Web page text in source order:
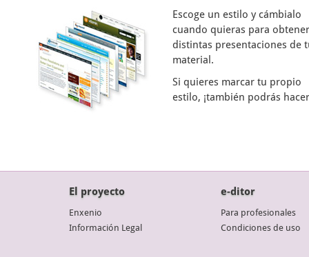
Escoge un estilo y cámbialo
cuando quieras para obtener
distintas presentaciones de
material.
Si quieres marcar tu propio
estilo, ¡también podrás
El proyecto
Enxenio
Información Legal
e-ditor
Para profesionales
Condiciones de uso